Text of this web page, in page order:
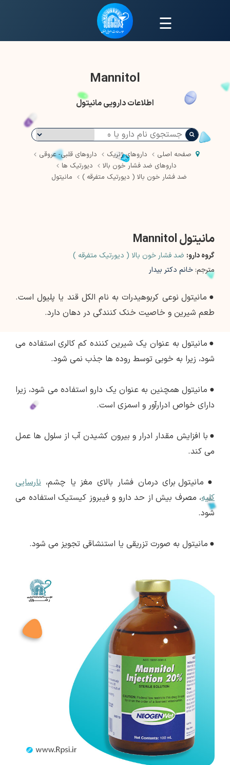
☰
Mannitol
اطلاعات دارویی مانیتول
صفحه اصلی داروهای ژنریک
داروهای قلبی- عروقی
داروهای ضد فشار خون بالا
دیورتیک ها
ضد فشار خون بالا ( دیورتیک متفرقه )
مانیتول
مانیتول Mannitol
گروه دارو: ضد فشار خون بالا ( دیورتیک متفرقه )
مترجم: خانم دکتر بیدار
● مانیتول نوعی کربوهیدرات به نام الکل قند یا پلیول است.
طعم شیرین و خاصیت خنک کنندگی در دهان دارد.
● مانیتول به عنوان یک شیرین کننده کم کالری استفاده می
شود، زیرا به خوبی توسط روده ها جذب نمی شود.
● مانیتول همچنین به عنوان یک دارو استفاده می شود، زیرا
دارای خواص ادرارآور و اسمزی است.
● با افزایش مقدار ادرار و بیرون کشیدن آب از سلول ها عمل
می کند.
● مانیتول برای درمان فشار بالای مغز یا چشم، نارسایی
کلیه، مصرف بیش از حد دارو و فیبروز کیستیک استفاده می
شود.
● مانیتول به صورت تزریقی یا استنشاقی تجویز می شود.